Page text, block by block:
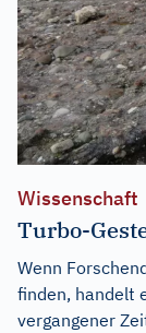
Wissenschaft
Turbo-
Wenn
finden, handelt
vergangener